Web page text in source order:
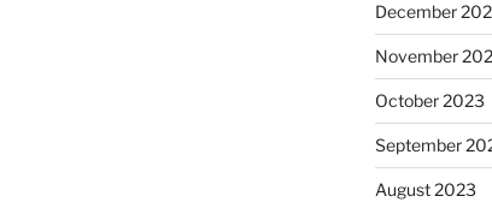
December
November
October 2023
September
August 2023